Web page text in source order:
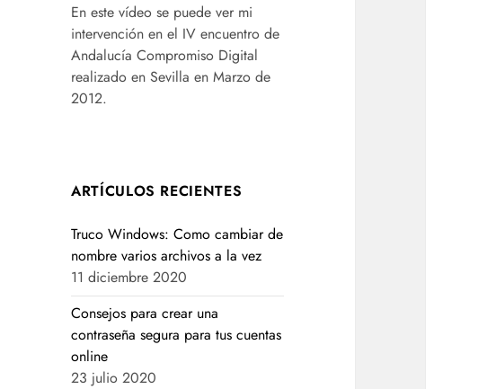
En este vídeo se puede ver mi
intervención en el IV encuentro de
Andalucía Compromiso Digital
realizado en Sevilla en Marzo de
2012.
ARTÍCULOS RECIENTES
Truco Windows: Como cambiar de
nombre varios archivos a la vez
11 diciembre 2020
Consejos para crear una
contraseña segura para tus cuentas
online
23 julio 2020